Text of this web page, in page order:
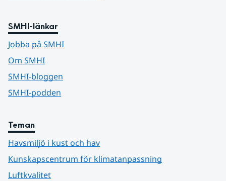
SMHI-länkar
Jobba på SMHI
Om SMHI
SMHI-bloggen
SMHI-podden
Teman
Havsmiljö i kust och hav
Kunskapscentrum för klimatanpassning
Luftkvalitet